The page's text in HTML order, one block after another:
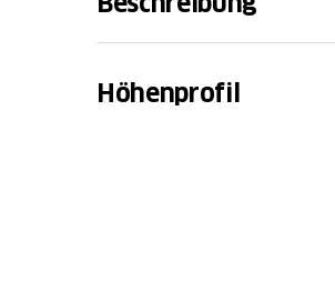
eindrücklicher Lehrpfad
als Rundwanderweg
Höhenprofil